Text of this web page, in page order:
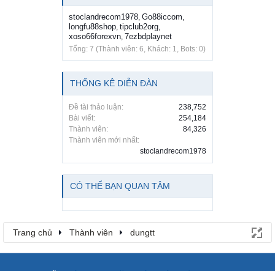
stoclandrecom1978, Go88iccom,
longfu88shop, tipclub2org,
xoso66forexvn, 7ezbdplaynet
Tổng: 7 (Thành viên: 6, Khách: 1, Bots: 0)
THỐNG KÊ DIỄN ĐÀN
Đề tài thảo luận:
238,752
Bài viết:
254,184
Thành viên:
84,326
Thành viên mới nhất:
stoclandrecom1978
CÓ THỂ BẠN QUAN TÂM
Trang chủ Thành viên dungtt